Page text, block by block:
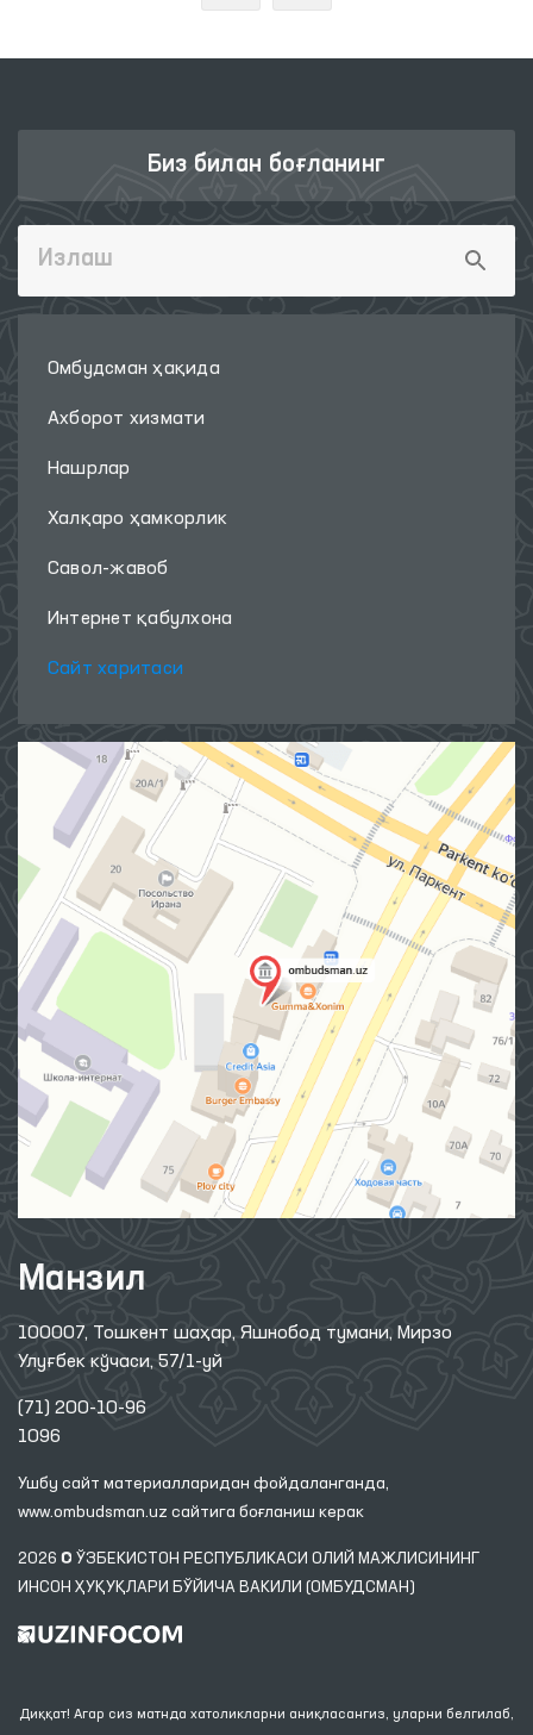
Биз билан боғланинг
Омбудсман ҳақида
Ахборот хизмати
Нашрлар
Халқаро ҳамкорлик
Савол-жавоб
Интернет қабулхона
Сайт харитаси
Манзил
100007, Тошкент шаҳар, Яшнобод тумани, Мирзо
Улуғбек кўчаси, 57/1-уй
(71) 200-10-96
1096
Ушбу сайт материалларидан фойдаланганда,
www.ombudsman.uz сайтига боғланиш керак
2026 © ЎЗБЕКИСТОН РЕСПУБЛИКАСИ ОЛИЙ МАЖЛИСИНИНГ
ИНСОН ҲУҚУҚЛАРИ БЎЙИЧА ВАКИЛИ (ОМБУДСМАН)
Диққат! Агар сиз матнда хатоликларни аниқласангиз, уларни белгилаб,